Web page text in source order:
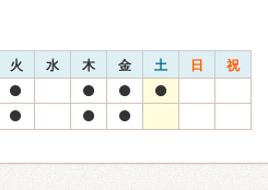
火 水 木 金 土 日 祝